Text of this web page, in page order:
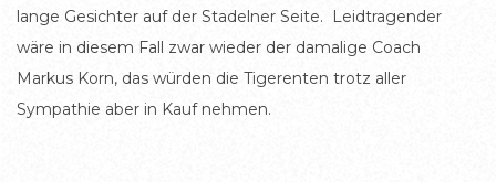
lange Gesichter auf der Stadelner Seite. Leidtragender
wäre in diesem Fall zwar wieder der damalige Coach
Markus Korn, das würden die Tigerenten trotz aller
Sympathie aber in Kauf nehmen.